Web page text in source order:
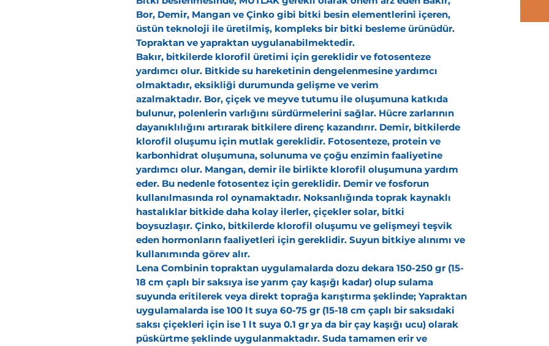
Bor, Demir, Mangan ve Çinko gibi bitki besin elementlerini içeren,
üstün teknoloji ile üretilmiş, kompleks bir bitki besleme ürünüdür.
Topraktan ve yapraktan uygulanabilmektedir.
Bakır, bitkilerde klorofil üretimi için gereklidir ve fotosenteze
yardımcı olur. Bitkide su hareketinin dengelenmesine yardımcı
olmaktadır, eksikliği durumunda gelişme ve verim
azalmaktadır. Bor, çiçek ve meyve tutumu ile oluşumuna katkıda
bulunur, polenlerin varlığını sürdürmelerini sağlar. Hücre zarlarının
dayanıklılığını artırarak bitkilere direnç kazandırır. Demir, bitkilerde
klorofil oluşumu için mutlak gereklidir. Fotosenteze, protein ve
karbonhidrat oluşumuna, solunuma ve çoğu enzimin faaliyetine
yardımcı olur. Mangan, demir ile birlikte klorofil oluşumuna yardım
eder. Bu nedenle fotosentez için gereklidir. Demir ve fosforun
kullanılmasında rol oynamaktadır. Noksanlığında toprak kaynaklı
hastalıklar bitkide daha kolay ilerler, çiçekler solar, bitki
boysuzlaşır. Çinko, bitkilerde klorofil oluşumu ve gelişmeyi teşvik
eden hormonların faaliyetleri için gereklidir. Suyun bitkiye alınımı ve
kullanımında görev alır.
Lena Combinin topraktan uygulamalarda dozu dekara 150-250 gr (15-
18 cm çaplı bir saksıya ise yarım çay kaşığı kadar) olup sulama
suyunda eritilerek veya direkt toprağa karıştırma şeklinde; Yapraktan
uygulamalarda ise 100 lt suya 60-75 gr (15-18 cm çaplı bir saksıdaki
saksı çiçekleri için ise 1 lt suya 0.1 gr ya da bir çay kaşığı ucu) olarak
püskürtme şeklinde uygulanmaktadır. Suda tamamen erir ve